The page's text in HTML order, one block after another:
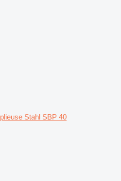
plieuse Stahl SBP 40